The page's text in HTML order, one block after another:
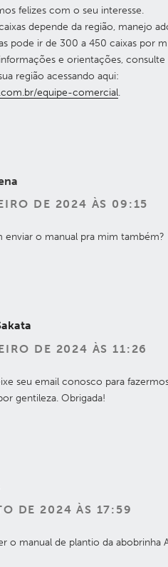
felizes com o seu interesse.
depende da região, manejo
pode ir de 300 a 450 caixas por
e orientações, consulte
região acessando aqui:
equipe-comercial.
DE 2024 ÀS 09:15
enviar o manual pra mim também?
DE 2024 ÀS 11:26
seu email conosco para
gentileza. Obrigada!
DE 2024 ÀS 17:59
o manual de plantio da abobrinha